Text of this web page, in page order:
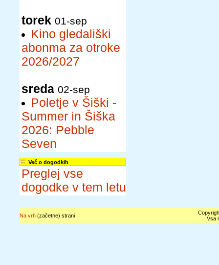
torek 01-sep
Kino gledališki
abonma za otroke
2026/2027
sreda 02-sep
Poletje v Šiški -
Summer in Šiška
2026: Pebble
Seven
Več o dogodkih
Preglej vse
dogodke v tem letu
Na vrh(začetne) strani
Vsa